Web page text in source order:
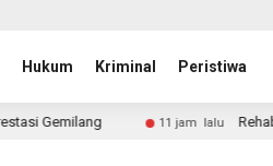
Hukum Kriminal Peristiwa
11 jam lalu Rehab Jembatan TMMD